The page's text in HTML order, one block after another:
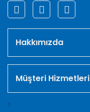
Hakkımızda
Müşteri Hizmetleri
>